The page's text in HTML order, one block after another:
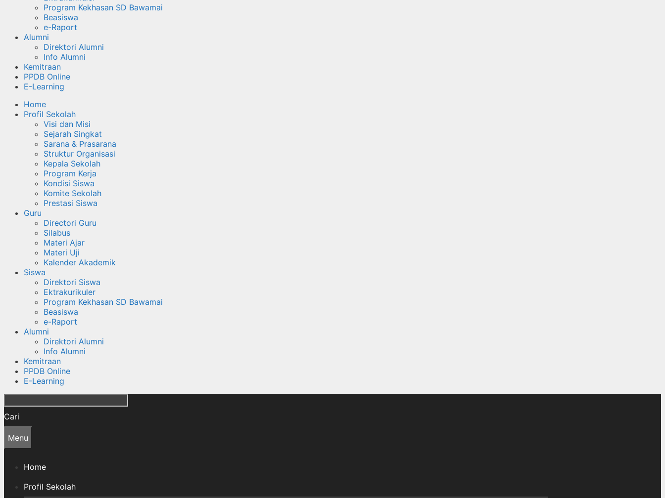
Program Kekhasan SD Bawamai
Beasiswa
e-Raport
Alumni
Direktori Alumni
Info Alumni
Kemitraan
PPDB Online
E-Learning
Home
Profil Sekolah
Visi dan Misi
Sejarah Singkat
Sarana & Prasarana
Struktur Organisasi
Kepala Sekolah
Program Kerja
Kondisi Siswa
Komite Sekolah
Prestasi Siswa
Guru
Directori Guru
Silabus
Materi Ajar
Materi Uji
Kalender Akademik
Siswa
Direktori Siswa
Ektrakurikuler
Program Kekhasan SD Bawamai
Beasiswa
e-Raport
Alumni
Direktori Alumni
Info Alumni
Kemitraan
PPDB Online
E-Learning
Cari
Menu
Home
Profil Sekolah